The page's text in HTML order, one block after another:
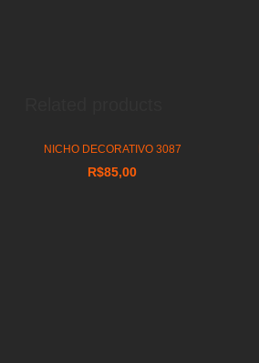
NICHO DECORATIVO 3087
R$85,00